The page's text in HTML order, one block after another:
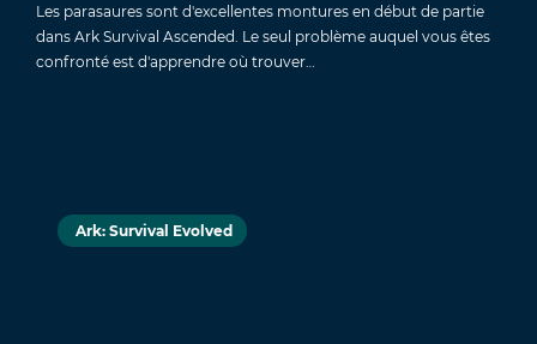
Les parasaures sont d'excellentes montures en début de partie
dans Ark Survival Ascended. Le seul problème auquel vous êtes
confronté est d'apprendre où trouver…
Ark: Survival Evolved